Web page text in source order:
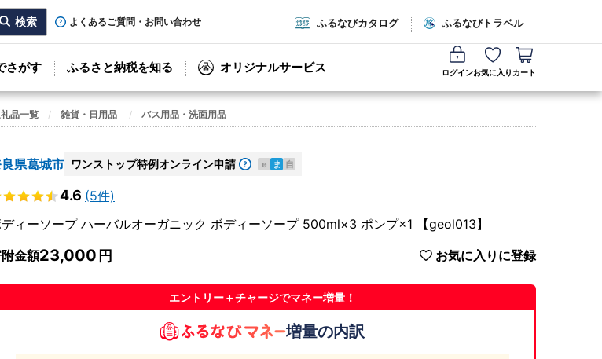
よくあるご質問・お問い合わせ ふるなびカタログ ふるなびトラベル
さがす ふるさと納税を知る オリジナルサービス ログインお気に入り カート
品一覧 雑貨・日用品 バス用品・洗面用品
県葛城市 ワンストップ特例オンライン申請 e ま 自
4.6 (5件)
ィーソープ ハーバルオーガニック ボディーソープ 500ml×3 ポンプ×1 【geol013】
金額23,000 お気に入りに登録
エントリー＋チャージでマネー増量！
増量の内訳